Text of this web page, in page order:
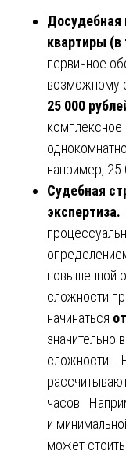
Досудебная
квартиры (в
первичное
возможному
25 000
комплексное
например, 25
Судебная
экспертиза.
повышенной
сложности
начинаться
значительно
сложности .
часов.
и
может